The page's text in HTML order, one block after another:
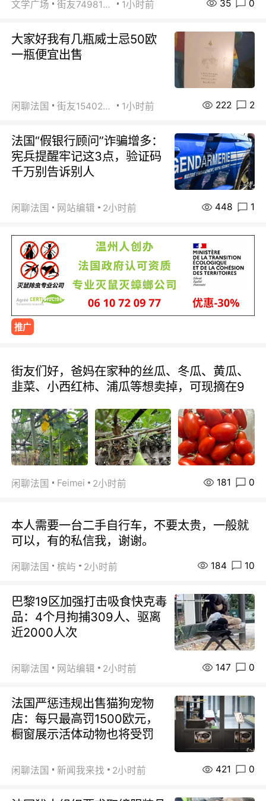
文学广场 街友74981146 1小时前 35 0
大家好我有几瓶威士忌50欧
一瓶便宜出售
闲聊法国 街友15402223 1小时前 222 2
法国“假银行顾问”诈骗增多：
宪兵提醒牢记这3点，验证码
千万别告诉别人
闲聊法国 网站编辑 2小时前 448 1
推广
街友们好，爸妈在家种的丝瓜、冬瓜、黄瓜、
韭菜、小西红柿、浦瓜等想卖掉，可现摘在9
闲聊法国 Feimei 2小时前 181 0
本人需要一台二手自行车，不要太贵，一般就
可以，有的私信我，谢谢。
闲聊法国 槟屿 2小时前 184 10
巴黎19区加强打击吸食快克毒
品：4个月拘捕309人、驱离
近2000人次
闲聊法国 网站编辑 2小时前 147 0
法国严惩违规出售猫狗宠物
店：每只最高罚1500欧元，
橱窗展示活体动物也将受罚
闲聊法国 新闻我来找 2小时前 421 0